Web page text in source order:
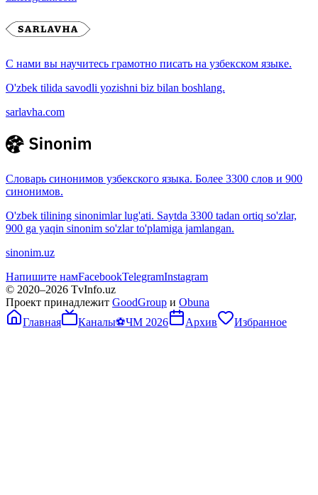
С нами вы научитесь грамотно писать на узбекском языке.
O'zbek tilida savodli yozishni biz bilan boshlang.
sarlavha.com
Словарь синонимов узбекского языка. Более 3300 слов и 900
синонимов.
O'zbek tilining sinonimlar lug'ati. Saytda 3300 tadan ortiq so'zlar,
900 ga yaqin sinonim so'zlar to'plamiga jamlangan.
sinonim.uz
Напишите намFacebookTelegramInstagram
© 2020–2026 TvInfo.uz
Проект принадлежит GoodGroup и Obuna
Главная
Каналы⚽ЧМ 2026 Архив Избранное